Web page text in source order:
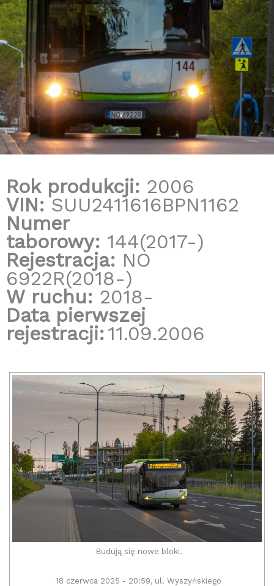
Rok produkcji: 2006
VIN: SUU2411616BPN1162
Numer
taborowy: 144(2017-)
Rejestracja: NO
6922R(2018-)
W ruchu: 2018-
Data pierwszej
rejestracji:11.09.2006
Budują się nowe bloki.
18 czerwca 2025 - 20:59, ul. Wyszyńskiego